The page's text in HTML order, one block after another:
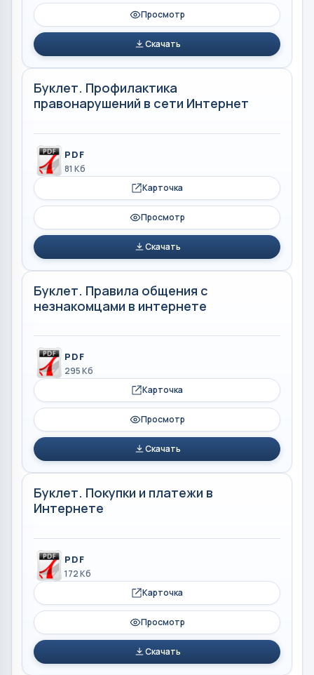
Просмотр
Скачать
Буклет. Профилактика
правонарушений в сети Интернет
PDF
81 Кб
Карточка
Просмотр
Скачать
Буклет. Правила общения с
незнакомцами в интернете
PDF
295 Кб
Карточка
Просмотр
Скачать
Буклет. Покупки и платежи в
Интернете
PDF
172 Кб
Карточка
Просмотр
Скачать